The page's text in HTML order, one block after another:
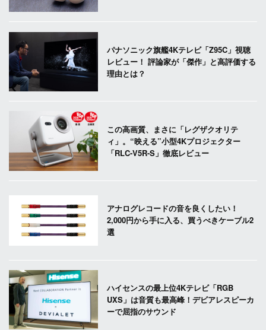
パナソニック旗艦4Kテレビ「Z95C」視聴
レビュー！ 評論家が「傑作」と高評価する
理由とは？
この高画質、まさに「レグザクオリテ
ィ」。“映える”小型4Kプロジェクター
「RLC-V5R-S」徹底レビュー
アナログレコードの音を良くしたい！
2,000円から手に入る、買うべきケーブル2
選
ハイセンスの最上位4Kテレビ「RGB
UXS」は音質も最高峰！デビアレスピーカ
ーで屈指のサウンド